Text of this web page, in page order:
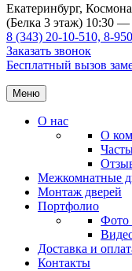
Екатеринбург,
(Белка 3 этаж) 10:30 —
8 (343) 20-10-510, 8-
Заказать звонок
Бесплатный вызов
Меню
О нас
О
Межкомнатные
Монтаж дверей
Портфолио
Фото
Доставка и
Контакты